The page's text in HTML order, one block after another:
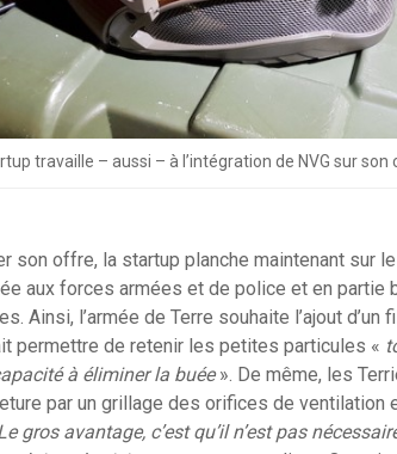
travaille – aussi – à l’intégration de NVG sur
son offre, la startup planche maintenant sur
aux forces armées et de police et en partie
Ainsi, l’armée de Terre souhaite l’ajout
permettre de retenir les petites particules «
à éliminer la buée». De même, les
par un grillage des orifices de ventilation
gros avantage, c’est qu’il n’est pas